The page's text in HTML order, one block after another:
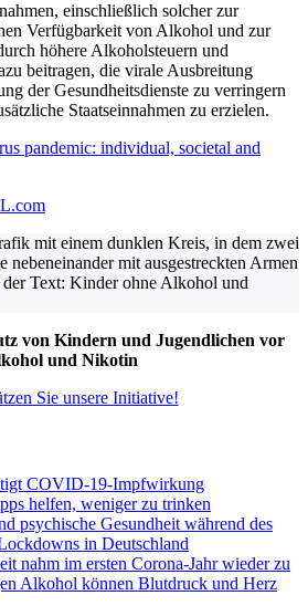
einschließlich solcher zur
Verfügbarkeit von Alkohol und zur
höhere Alkoholsteuern und
beitragen, die virale Ausbreitung
der Gesundheitsdienste zu verringern
Staatseinnahmen zu erzielen.
pandemic: individual, societal and
von Kindern und Jugendlichen vor
und Nikotin
Sie unsere Initiative!
COVID-19-Impfwirkung
helfen, weniger zu trinken
psychische Gesundheit während des
in Deutschland
nahm im ersten Corona-Jahr wieder zu
Alkohol können Blutdruck und Herz